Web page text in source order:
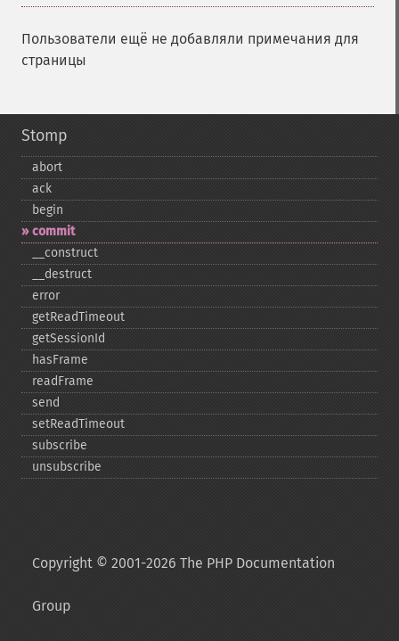
Пользователи ещё не добавляли примечания для
страницы
Stomp
abort
ack
begin
commit
_​_​construct
_​_​destruct
error
getReadTimeout
getSessionId
hasFrame
readFrame
send
setReadTimeout
subscribe
unsubscribe
Copyright © 2001-2026 The PHP Documentation
Group